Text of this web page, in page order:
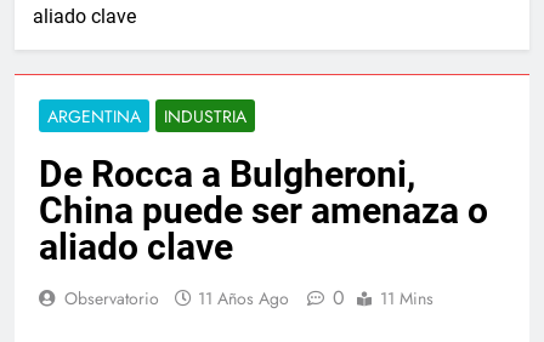
aliado clave
ARGENTINA INDUSTRIA
De Rocca a Bulgheroni,
China puede ser amenaza o
aliado clave
Observatorio 11 Años Ago 0 11 Mins